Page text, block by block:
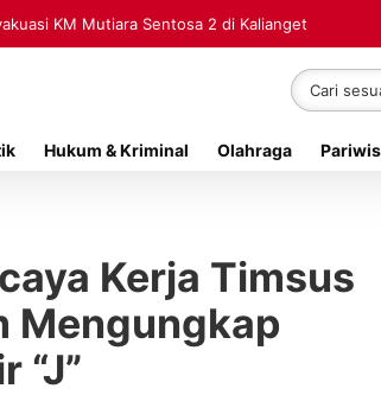
Evakuasi KM Mutiara Sentosa 2 di Kalianget
Akademik Internasional
Hukum & Kriminal Olahraga
Kerja Timsus
Mengungkap
“J”